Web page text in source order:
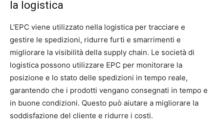
la logistica
L'EPC viene utilizzato nella logistica per tracciare e
gestire le spedizioni, ridurre furti e smarrimenti e
migliorare la visibilità della supply chain. Le società di
logistica possono utilizzare EPC per monitorare la
posizione e lo stato delle spedizioni in tempo reale,
garantendo che i prodotti vengano consegnati in tempo e
in buone condizioni. Questo può aiutare a migliorare la
soddisfazione del cliente e ridurre i costi.